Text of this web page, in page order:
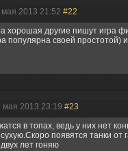
мая 2013 21:52 #22
хорошая другие пишут игра
популярна своей простотой)
мая 2013 23:19 #23
в топах, ведь у них нет
появятся танки
лет гоняю